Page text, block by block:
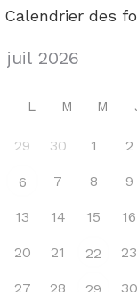
Calendrier des
L M M
29 30 1 2
6 7 8 9
13 14 15 16
20 21 22 23
27 28 30